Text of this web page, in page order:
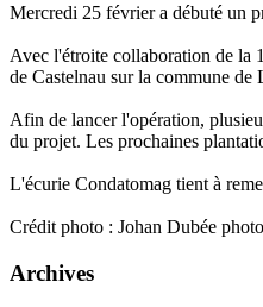
Mercredi 25 février a débuté un
Avec l'étroite collaboration de la
de Castelnau sur la commune de
Afin de lancer l'opération,
du projet. Les prochaines
L'écurie Condatomag tient à
Crédit photo : Johan Dubée
Archives